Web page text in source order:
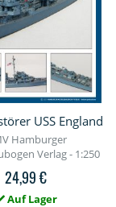
USS England
Hamburger
Verlag - 1:250
24,99 €
Auf Lager